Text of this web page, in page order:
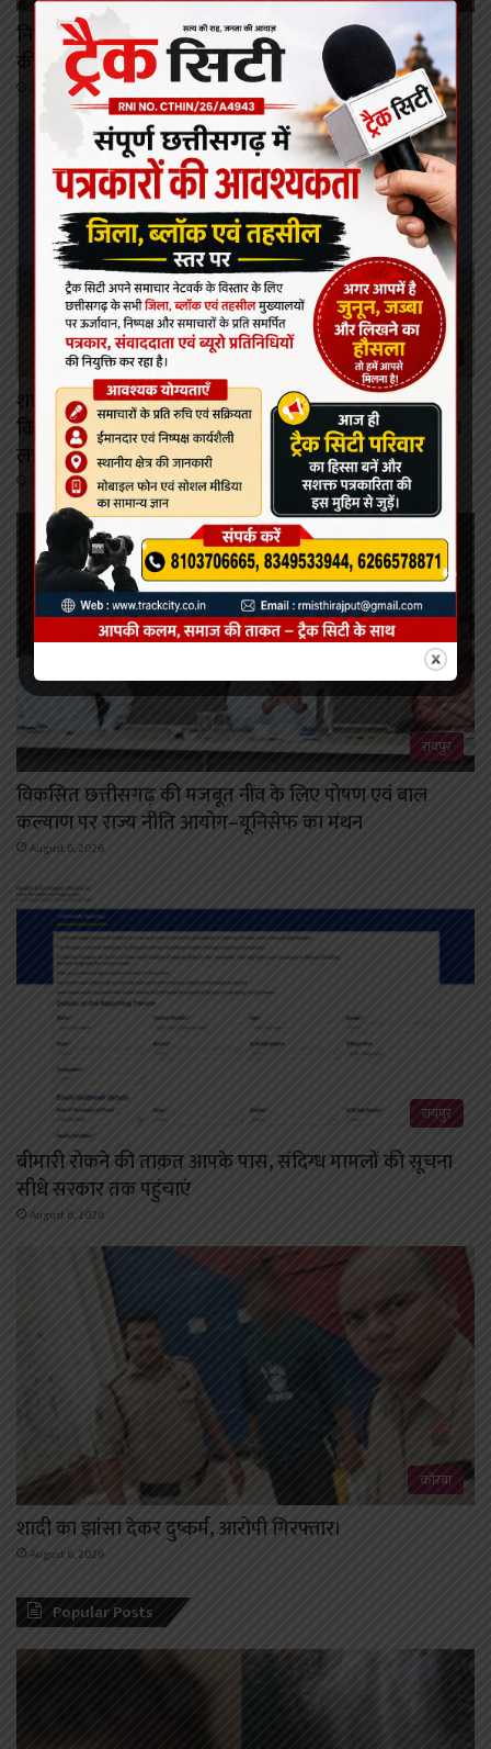
निर्माण श्रमिकों के कल्याण हेतु अनेक महत्वपूर्ण निर्णयों को मंडल
की बैठक में मिली स्वीकृति
August 6, 2026
रायपुर
शासन की जनकल्याणकारी योजनाओं का करें समयबद्ध
क्रियान्वयन , प्रत्येक पात्र व्यक्ति को मिले शासन की योजनाओं का
लाभ : मुख्यमंत्री विष्णुदेव साय।
August 6, 2026
रायपुर
विकसित छत्तीसगढ़ की मजबूत नींव के लिए पोषण एवं बाल
कल्याण पर राज्य नीति आयोग–यूनिसेफ का मंथन
August 6, 2026
रायपुर
बीमारी रोकने की ताक़त आपके पास, संदिग्ध मामलों की सूचना
सीधे सरकार तक पहुंचाएं
August 6, 2026
कोरबा
शादी का झांसा देकर दुष्कर्म, आरोपी गिरफ्तार।
August 6, 2026
Popular Posts